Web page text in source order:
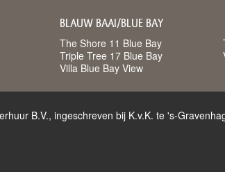
BLAUW BAAI/BLUE BAY
The Shore 11 Blue Bay
Triple Tree 17 Blue Bay
Villa Blue Bay View
B.V., ingeschreven bij K.v.K. te 's-